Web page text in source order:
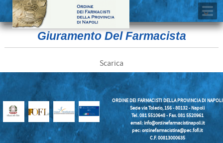
Giuramento Del Farmacista
Scarica
ORDINE DEI FARMACISTI DELLA PROVINCIA DI NAPOLI
Sede via Toledo, 156 - 80132 - Napoli
Tel. 081 5510648 - Fax. 081 5520961
email:info@ordinefarmacistinapoli.it
pec: ordinefarmacistina@pec.fofi.it
C.F. 00813000635